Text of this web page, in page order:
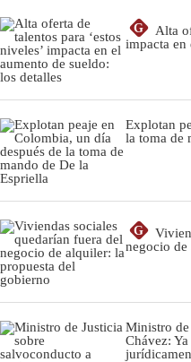
G
Alta
impacta en
Explotan
la toma de
G
negocio
Ministro de
Chávez: